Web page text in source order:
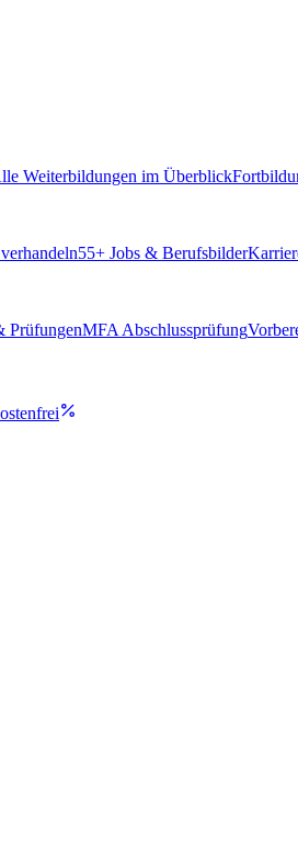
Weiterbildungen im Überblick
55+ Jobs & Berufsbilder
PrüfungenMFA Abschlussprüfung